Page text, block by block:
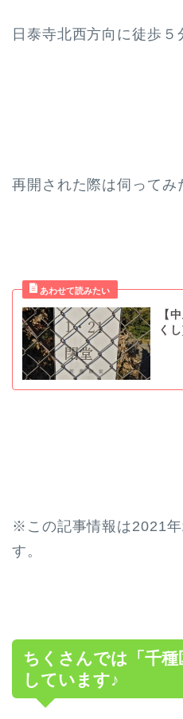
日泰寺北西方向に徒歩５
再開された際は伺ってみ
【
く
※この記事情報は2021
す。
ちくさんでは「千
しています♪